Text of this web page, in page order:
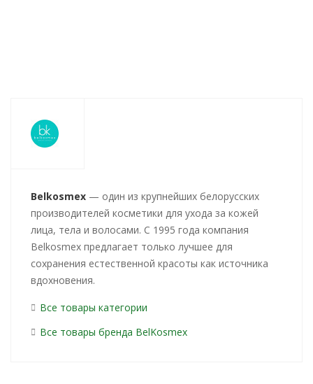
Belkosmex — один из крупнейших белорусских
производителей косметики для ухода за кожей
лица, тела и волосами. С 1995 года компания
Belkosmex предлагает только лучшее для
сохранения естественной красоты как источника
вдохновения.
Все товары категории
Все товары бренда BelKosmex